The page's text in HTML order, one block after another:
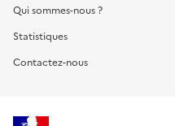
Qui sommes-nous ?
Statistiques
Contactez-nous